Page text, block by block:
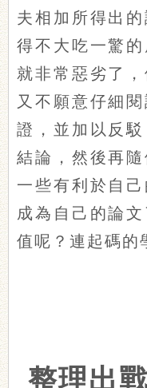
夫相加所得出
得不大吃一驚
就非常惡劣了
又不願意仔細
證，並加以反
結論，然後再
一些有利於自
成為自己的論
值呢？連起碼的
整理出